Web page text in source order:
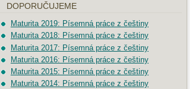
DOPORUČUJEME
Maturita 2019: Písemná práce z češtiny
Maturita 2018: Písemná práce z češtiny
Maturita 2017: Písemná práce z češtiny
Maturita 2016: Písemná práce z češtiny
Maturita 2015: Písemná práce z češtiny
Maturita 2014: Písemná práce z češtiny